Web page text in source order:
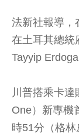
法新社報導，
在土耳其總統
Tayyip
川普搭乘卡
One）新專機
時51分（格